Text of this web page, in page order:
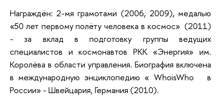
Награждён: 2-мя грамотами (2006, 2009), медалью
«50 лет первому полёту человека в космос» (2011)
- за вклад в подготовку группы ведущих
специалистов и космонавтов РКК «Энергия» им.
Королёва в области управления. Биография включена
в международную энциклопедию « WhoisWho в
России» - Швейцария, Германия (2010).